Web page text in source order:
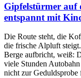
Gipfelstürmer auf
entspannt mit
Die Route steht, die
die frische Alpluft
Berge aufbricht, weiß:
viele Stunden
nicht zur Geduldsprobe